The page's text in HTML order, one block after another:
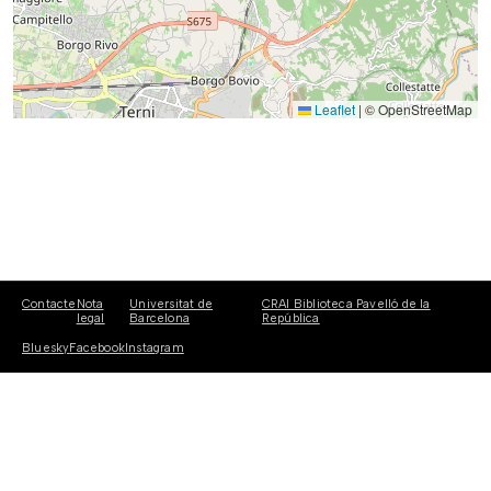
Leaflet | © OpenStreetMap
Contacte Nota
legal
Universitat de
Barcelona
CRAI Biblioteca Pavelló de la
República
BlueskyFacebook Instagram